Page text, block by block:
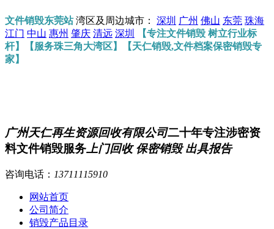
文件销毁东莞站湾区及周边城市： 深圳 广州 佛山 东莞 珠海
江门 中山 惠州 肇庆 清远 深圳
【专注文件销毁 树立行业标
杆】【服务珠三角大湾区】【天仁销毁,文件档案保密销毁专
家】
广州天仁再生资源回收有限公司二十年专注涉密资
料文件销毁服务 上门回收 保密销毁 出具报告
咨询电话： 13711115910
网站首页
公司简介
销毁产品目录